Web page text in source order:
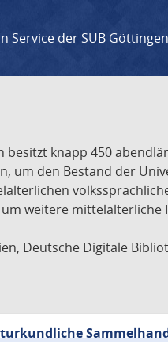
Service der SUB Göttingen
knapp 450
um den Bestand der
weitere
Deutsche Digitale